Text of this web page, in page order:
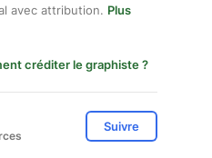
avec attribution. Plus
créditer le graphiste ?
Suivre